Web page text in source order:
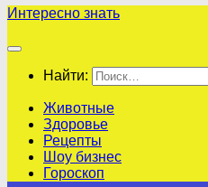
Интересно знать
Найти:
Животные
Здоровье
Рецепты
Шоу бизнес
Гороскоп